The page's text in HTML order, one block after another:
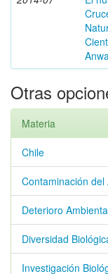
Otras
Materia
Chile
Contaminación del
Deterioro
Diversidad
Investigación